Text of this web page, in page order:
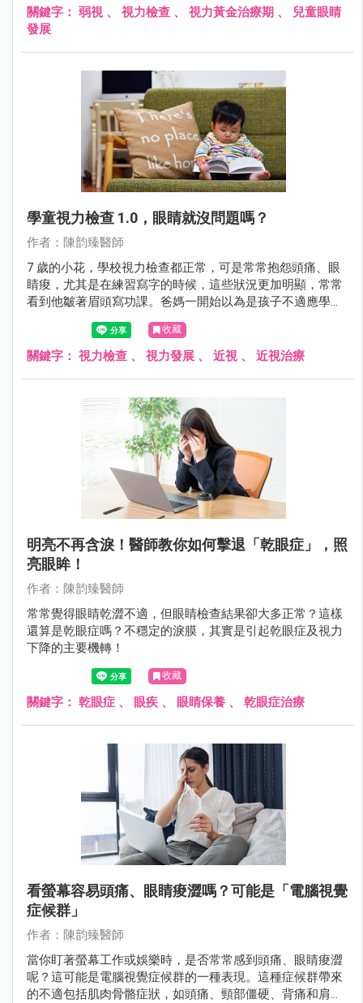
關鍵字： 弱視 、 視力檢查 、 視力黃金治療期 、
兒童眼睛
發展
學童視力檢查 1.0，眼睛就沒問題嗎？
作者：陳韵臻醫師
7 歲的小花，學校視力檢查都正常，可是常常抱怨頭痛、眼
睛痠，尤其是在練習寫字的時候，這些狀況更加明顯，常常
看到他皺著眉頭寫功課。爸媽一開始以為是孩子不適應學校
的生活，想說一陣子應該就是適應了，但小華的抱怨越來越
多，甚至會逃避閱讀或一些近距離的用眼活動。
收藏
關鍵字： 視力檢查 、 視力發展 、 近視 、 近視治療
明亮不再含淚！醫師教你如何擊退「乾眼症」，照
亮眼眸！
作者：陳韵臻醫師
常常覺得眼睛乾澀不適，但眼睛檢查結果卻大多正常？這樣
還算是乾眼症嗎？不穩定的淚膜，其實是引起乾眼症及視力
下降的主要機轉！
收藏
關鍵字： 乾眼症 、 眼疾 、 眼睛保養 、 乾眼症治療
看螢幕容易頭痛、眼睛痠澀嗎？可能是「電腦視覺
症候群」
作者：陳韵臻醫師
當你盯著螢幕工作或娛樂時，是否常常感到頭痛、眼睛痠澀
呢？這可能是電腦視覺症候群的一種表現。這種症候群帶來
的不適包括肌肉骨骼症狀，如頭痛、頸部僵硬、背痛和肩